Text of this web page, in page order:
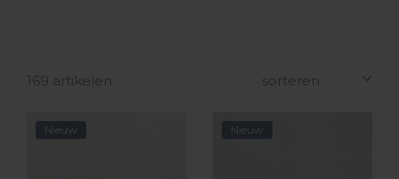
169 artikelen
Nieuw Nieuw